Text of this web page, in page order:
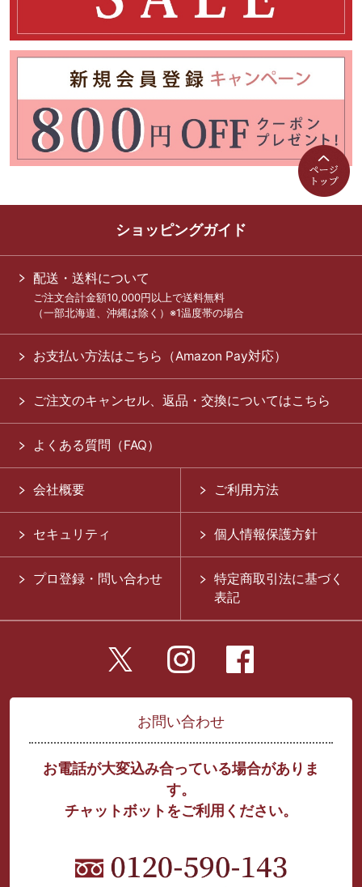
ショッピングガイド
配送・送料について
ご注文合計金額10,000円以上で送料無料
（一部北海道、沖縄は除く）※1温度帯の場合
お支払い方法はこちら（Amazon Pay対応）
ご注文のキャンセル、返品・交換についてはこちら
よくある質問（FAQ）
会社概要 ご利用方法
セキュリティ 個人情報保護方針
プロ登録・問い合わせ
特定商取引法に基づく
表記
お問い合わせ
お電話が大変込み合っている場合がありま
す。
チャットボットをご利用ください。